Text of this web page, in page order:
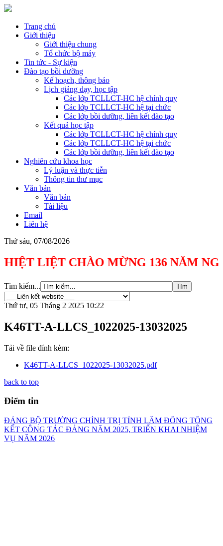
Trang chủ
Giới thiệu
Giới thiệu chung
Tổ chức bộ máy
Tin tức - Sự kiện
Đào tạo bồi dưỡng
Kế hoạch, thông báo
Lịch giảng dạy, học tập
Các lớp TCLLCT-HC hệ chính quy
Các lớp TCLLCT-HC hệ tại chức
Các lớp bồi dưỡng, liên kết đào tạo
Kết quả học tập
Các lớp TCLLCT-HC hệ chính quy
Các lớp TCLLCT-HC hệ tại chức
Các lớp bồi dưỡng, liên kết đào tạo
Nghiên cứu khoa học
Lý luận và thực tiễn
Thông tin thư mục
Văn bản
Văn bản
Tài liệu
Email
Liên hệ
Thứ sáu, 07/08/2026
LIỆT CHÀO MỪNG 136 NĂM NGÀY
Tìm kiếm...
Thứ tư, 05 Tháng 2 2025 10:22
K46TT-A-LLCS_1022025-13032025
Tải về file đính kèm:
K46TT-A-LLCS_1022025-13032025.pdf
back to top
Điểm tin
ĐẢNG BỘ TRƯỜNG CHÍNH TRỊ TỈNH LÂM ĐỒNG TỔNG
KẾT CÔNG TÁC ĐẢNG NĂM 2025, TRIỂN KHAI NHIỆM
VỤ NĂM 2026